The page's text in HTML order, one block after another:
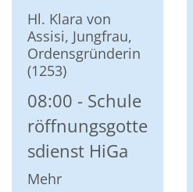
Datum: 11. August 2026
Hl. Klara von
Assisi, Jungfrau,
Ordensgründerin
(1253)
08:00
Schule
röffnungsgotte
sdienst HiGa
Mehr